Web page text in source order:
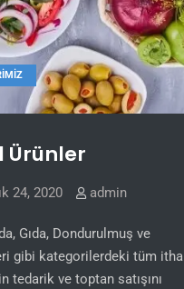
Ürünler
24, 2020 admin
Gıda, Dondurulmuş ve
gibi kategorilerdeki tüm ithal
tedarik ve toptan satışını